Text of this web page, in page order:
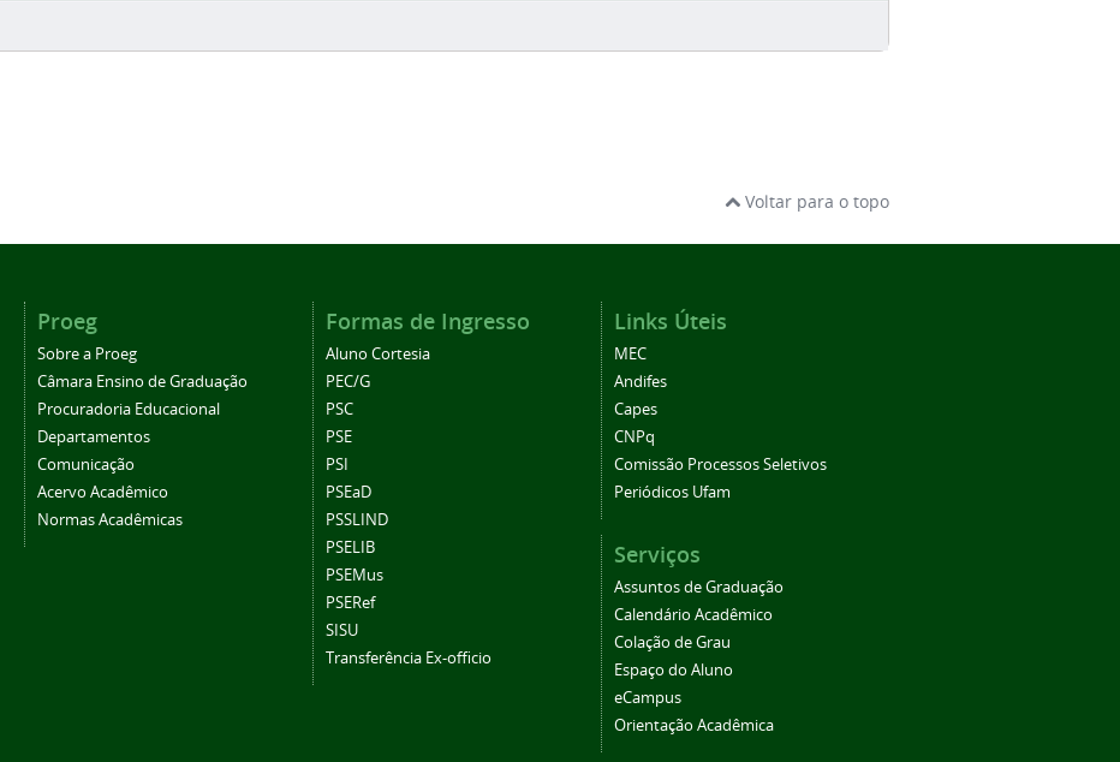
Voltar para o topo
Proeg
Sobre a Proeg
Câmara Ensino de Graduação
Procuradoria Educacional
Departamentos
Comunicação
Acervo Acadêmico
Normas Acadêmicas
Formas de Ingresso
Aluno Cortesia
PEC/G
PSC
PSE
PSI
PSEaD
PSSLIND
PSELIB
PSEMus
PSERef
SISU
Transferência Ex-officio
Links Úteis
MEC
Andifes
Capes
CNPq
Comissão Processos Seletivos
Periódicos Ufam
Serviços
Assuntos de Graduação
Calendário Acadêmico
Colação de Grau
Espaço do Aluno
eCampus
Orientação Acadêmica